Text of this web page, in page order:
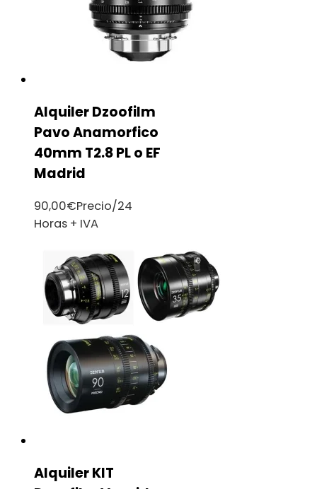
Alquiler Dzoofilm
Pavo Anamorfico
40mm T2.8 PL o EF
Madrid
90,00€Precio/24
Horas + IVA
Alquiler KIT